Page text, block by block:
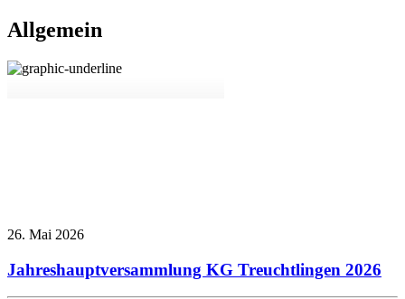
Allgemein
26. Mai 2026
Jahreshauptversammlung KG Treuchtlingen 2026